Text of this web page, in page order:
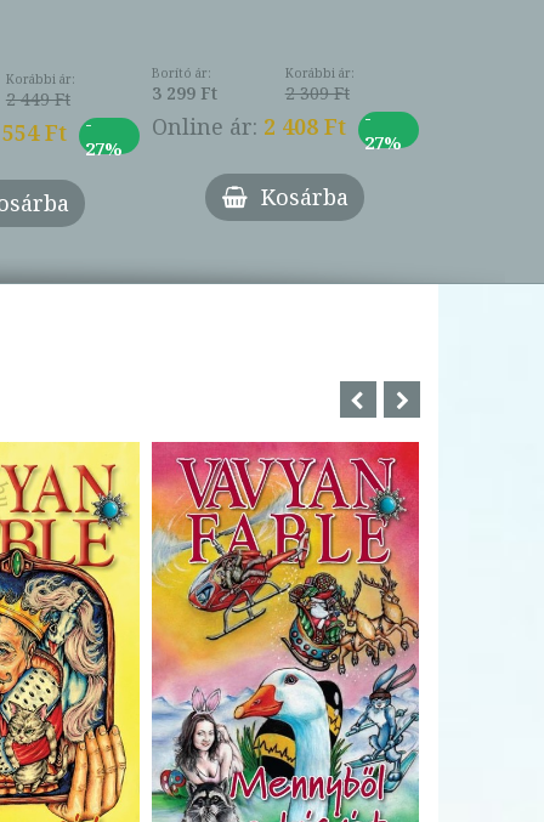
Korábbi ár:
2 449 Ft
Ft
-
27%
Borító ár:
3 299 Ft
Korábbi ár:
2 309 Ft
Online ár: 2 408 Ft
-
27%
Kosárba